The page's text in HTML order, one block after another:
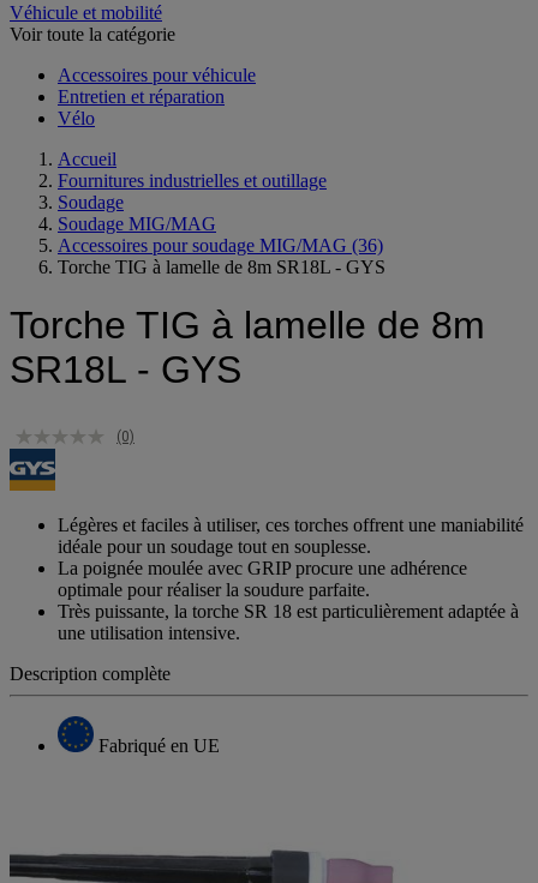
Véhicule et mobilité
Voir toute la catégorie
Accessoires pour véhicule
Entretien et réparation
Vélo
Accueil
Fournitures industrielles et outillage
Soudage
Soudage MIG/MAG
Accessoires pour soudage MIG/MAG (36)
Torche TIG à lamelle de 8m SR18L - GYS
Torche TIG à lamelle de 8m
SR18L - GYS
(0)
Légères et faciles à utiliser, ces torches offrent une maniabilité
idéale pour un soudage tout en souplesse.
La poignée moulée avec GRIP procure une adhérence
optimale pour réaliser la soudure parfaite.
Très puissante, la torche SR 18 est particulièrement adaptée à
une utilisation intensive.
Description complète
Fabriqué en UE